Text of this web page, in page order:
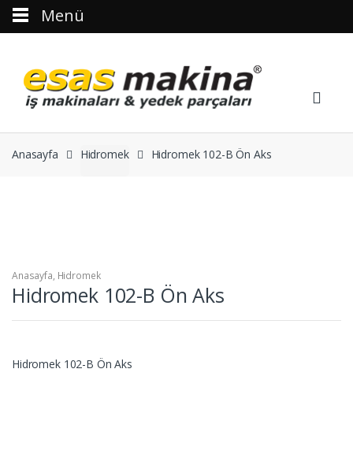
Anasayfa Hidromek Hidromek 102-B Ön Aks
Anasayfa, Hidromek
Hidromek 102-B Ön Aks
Hidromek 102-B Ön Aks
Menü